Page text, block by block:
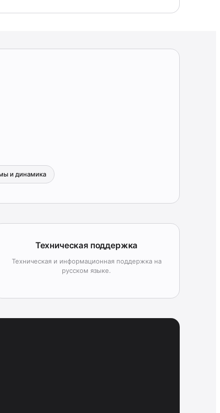
и динамика
Техническая поддержка
Техническая и информационная поддержка на
русском языке.